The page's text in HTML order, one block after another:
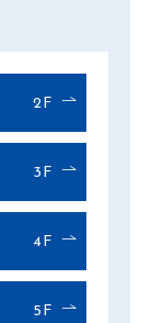
2F
3F
4F
5F